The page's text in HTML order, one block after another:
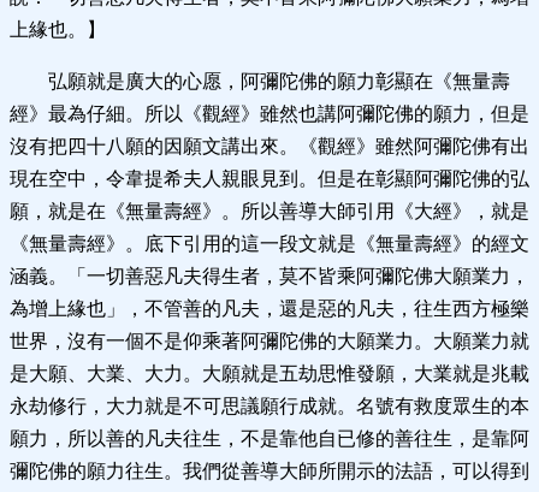
上緣也。】
弘願就是廣大的心愿，阿彌陀佛的願力彰顯在《無量壽
經》最為仔細。所以《觀經》雖然也講阿彌陀佛的願力，但是
沒有把四十八願的因願文講出來。《觀經》雖然阿彌陀佛有出
現在空中，令韋提希夫人親眼見到。但是在彰顯阿彌陀佛的弘
願，就是在《無量壽經》。所以善導大師引用《大經》，就是
《無量壽經》。底下引用的這一段文就是《無量壽經》的經文
涵義。「一切善惡凡夫得生者，莫不皆乘阿彌陀佛大願業力，
為增上緣也」，不管善的凡夫，還是惡的凡夫，往生西方極樂
世界，沒有一個不是仰乘著阿彌陀佛的大願業力。大願業力就
是大願、大業、大力。大願就是五劫思惟發願，大業就是兆載
永劫修行，大力就是不可思議願行成就。名號有救度眾生的本
願力，所以善的凡夫往生，不是靠他自已修的善往生，是靠阿
彌陀佛的願力往生。我們從善導大師所開示的法語，可以得到